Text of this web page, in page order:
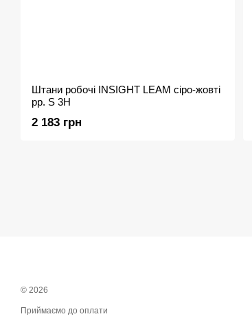
Штани робочі INSIGHT LEAM сіро-жовті
рр. S 3H
2 183 грн
© 2026
Приймаємо до оплати